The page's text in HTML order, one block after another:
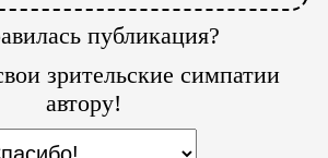
публикация?
зрительские симпатии
автору!